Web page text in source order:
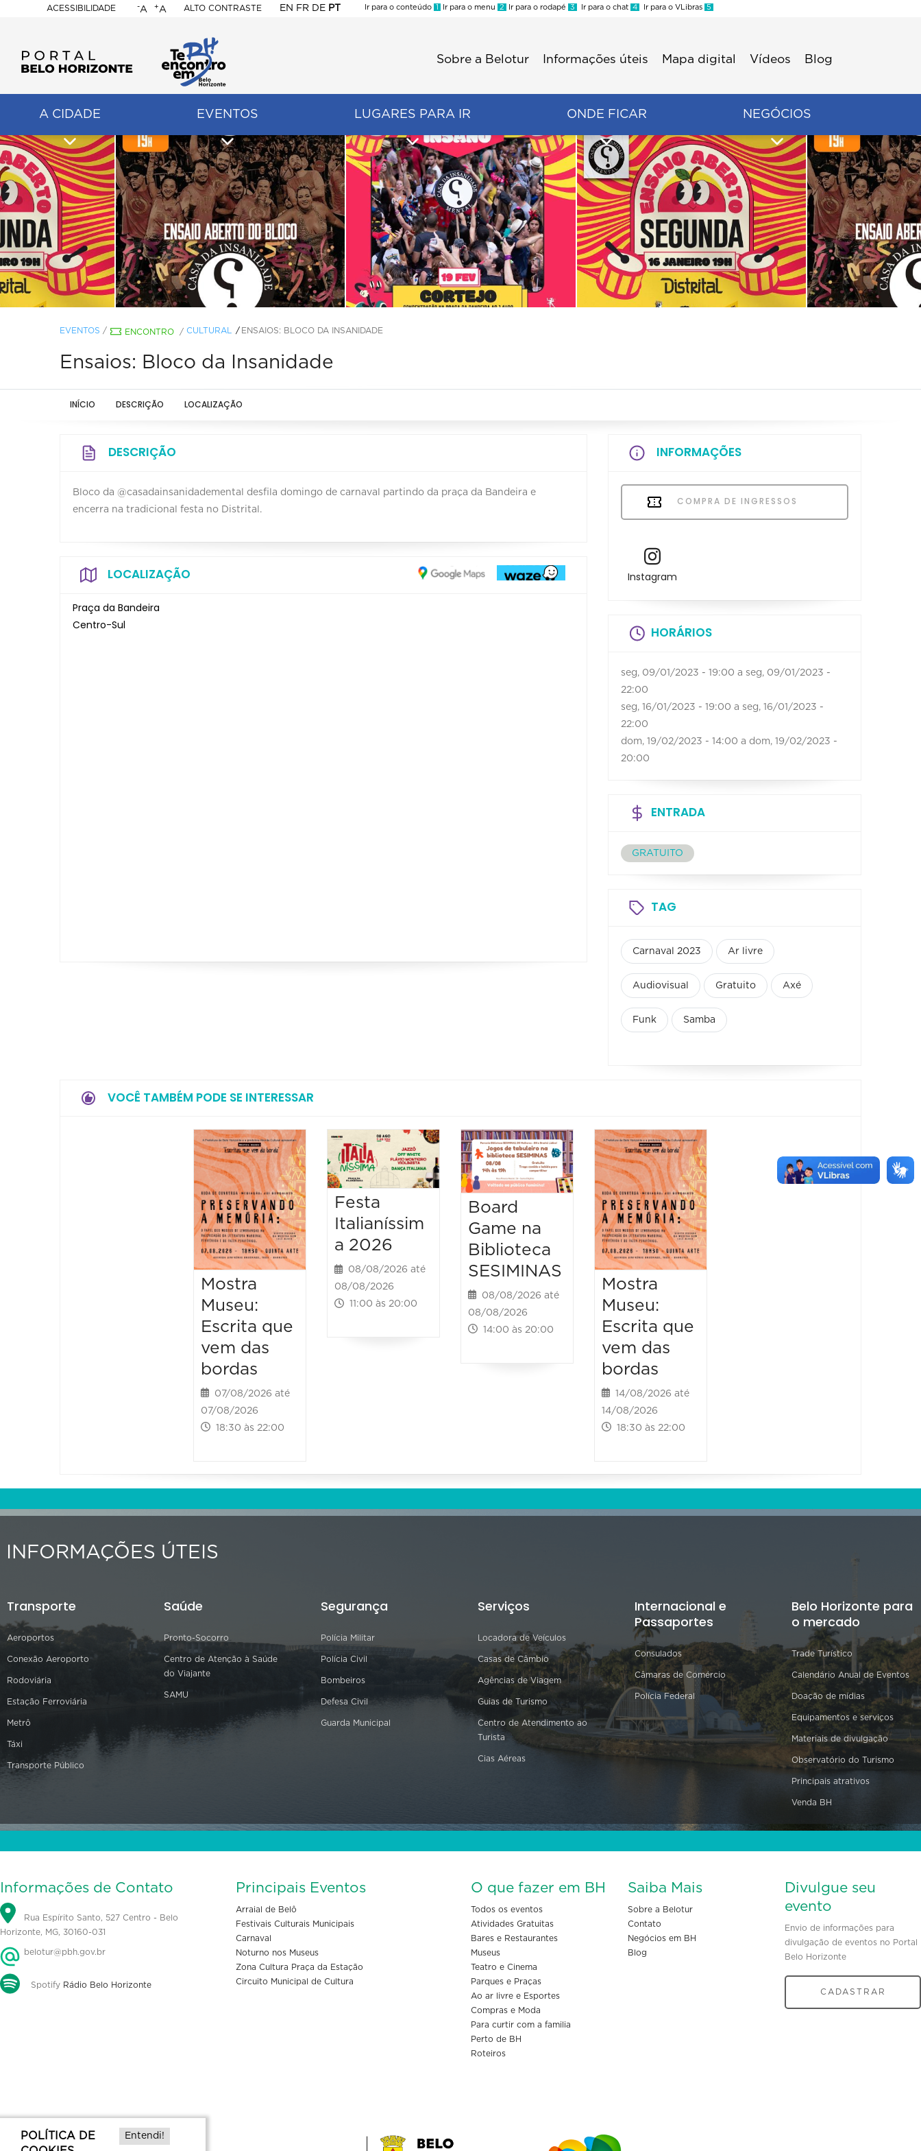
ACESSIBILIDADE
BELO
HORIZONTE
-A +A ALTO CONTRASTE EN FR DE PT
Ir para o conteúdo 1 Ir para o menu 2 Ir para o rodapé 3 Ir para o chat 4 Ir para o VLibras 5
Sobre a Belotur Informações úteis Mapa digital Vídeos Blog
A CIDADE EVENTOS LUGARES PARA IR ONDE FICAR NEGÓCIOS
EVENTOS / ENCONTRO / CULTURAL ENSAIOS: BLOCO DA INSANIDADE
Ensaios: Bloco da Insanidade
INÍCIO DESCRIÇÃO LOCALIZAÇÃO
DESCRIÇÃO
Bloco da @casadainsanidademental desfila domingo de carnaval partindo da praça da Bandeira e
encerra na tradicional festa no Distrital.
LOCALIZAÇÃO
Praça da Bandeira
Centro-Sul
INFORMAÇÕES
COMPRA DE INGRESSOS
Instagram
HORÁRIOS
seg, 09/01/2023 - 19:00 a seg, 09/01/2023 -
22:00
seg, 16/01/2023 - 19:00 a seg, 16/01/2023 -
22:00
dom, 19/02/2023 - 14:00 a dom, 19/02/2023 -
20:00
ENTRADA
GRATUITO
TAG
Carnaval 2023 Ar livre
Audiovisual Gratuito Axé
Funk Samba
VOCÊ TAMBÉM PODE SE INTERESSAR
Mostra
Museu:
Escrita que
vem das
bordas
07/08/2026 até
07/08/2026
18:30 às 22:00
Festa
Italianíssim
a 2026
08/08/2026 até
08/08/2026
11:00 às 20:00
Board
Game na
Biblioteca
SESIMINAS
08/08/2026 até
08/08/2026
14:00 às 20:00
Mostra
Museu:
Escrita que
vem das
bordas
14/08/2026 até
14/08/2026
18:30 às 22:00
Encantaria
INFORMAÇÕES ÚTEIS
Transporte
Aeroportos
Conexão Aeroporto
Rodoviária
Estação Ferroviária
Metrô
Táxi
Transporte Público
Saúde
Pronto-Socorro
Centro de Atenção à Saúde
do Viajante
SAMU
Segurança
Polícia Militar
Polícia Civil
Bombeiros
Defesa Civil
Guarda Municipal
Serviços
Locadora de Veículos
Casas de Câmbio
Agências de Viagem
Guias de Turismo
Centro de Atendimento ao
Turista
Cias Aéreas
Internacional e
Passaportes
Consulados
Câmaras de Comércio
Polícia Federal
Belo Horizonte para
o mercado
Trade Turístico
Calendário Anual de Eventos
Doação de mídias
Equipamentos e serviços
Materiais de divulgação
Observatório do Turismo
Principais atrativos
Venda BH
Informações de Contato
Rua Espírito Santo, 527 Centro - Belo
Horizonte, MG, 30160-031
belotur@pbh.gov.br
Spotify Rádio Belo Horizonte
Principais Eventos
Arraial de Belô
Festivais Culturais Municipais
Carnaval
Noturno nos Museus
Zona Cultura Praça da Estação
Circuito Municipal de Cultura
O que fazer em BH
Todos os eventos
Atividades Gratuitas
Bares e Restaurantes
Museus
Teatro e Cinema
Parques e Praças
Ao ar livre e Esportes
Compras e Moda
Para curtir com a familia
Perto de BH
Roteiros
Saiba Mais
Sobre a Belotur
Contato
Negócios em BH
Blog
Divulgue seu
evento
Envio de informações para
divulgação de eventos no Portal
Belo Horizonte
CADASTRAR
POLÍTICA DE
Entendi!